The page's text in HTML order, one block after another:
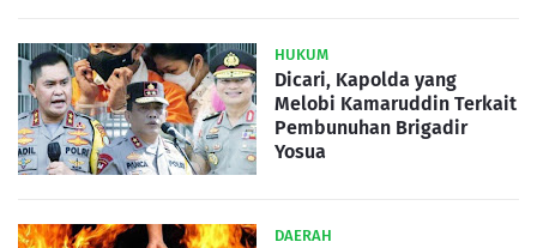
HUKUM
Dicari, Kapolda yang
Melobi Kamaruddin Terkait
Pembunuhan Brigadir
Yosua
DAERAH